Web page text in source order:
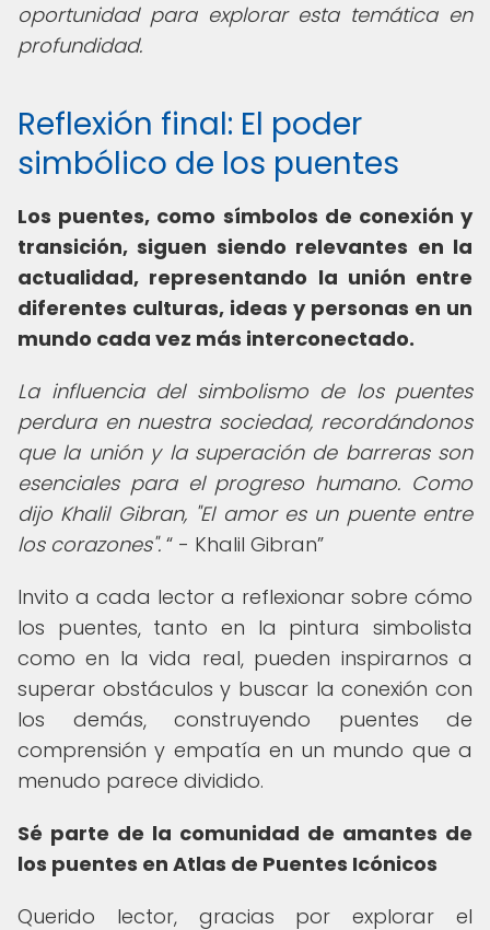
oportunidad para explorar esta temática en
profundidad.
Reflexión final: El poder
simbólico de los puentes
Los puentes, como símbolos de conexión y
transición, siguen siendo relevantes en la
actualidad, representando la unión entre
diferentes culturas, ideas y personas en un
mundo cada vez más interconectado.
La influencia del simbolismo de los puentes
perdura en nuestra sociedad, recordándonos
que la unión y la superación de barreras son
esenciales para el progreso humano. Como
dijo Khalil Gibran, "El amor es un puente entre
los corazones".
- Khalil Gibran
Invito a cada lector a reflexionar sobre cómo
los puentes, tanto en la pintura simbolista
como en la vida real, pueden inspirarnos a
superar obstáculos y buscar la conexión con
los demás, construyendo puentes de
comprensión y empatía en un mundo que a
menudo parece dividido.
Sé parte de la comunidad de amantes de
los puentes en Atlas de Puentes Icónicos
Querido lector, gracias por explorar el